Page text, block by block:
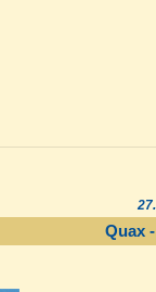
Quax